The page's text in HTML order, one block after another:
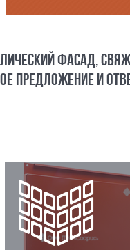
ФАСАД,
ПРЕДЛОЖЕНИЕ И